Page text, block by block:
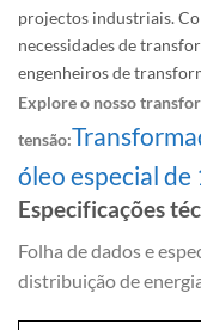
projectos industriais.
necessidades de
engenheiros de
Explore o nosso
tensão:
óleo especial
Especificações
Folha de dados e
distribuição de